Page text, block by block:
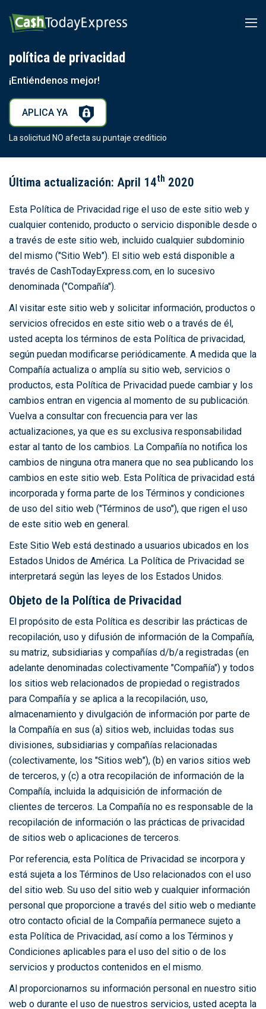
política de privacidad
¡Entiéndenos mejor!
APLICA YA
La solicitud NO afecta su puntaje crediticio
Última actualización: April 14th 2020
Esta Política de Privacidad rige el uso de este sitio web y
cualquier contenido, producto o servicio disponible desde o
a través de este sitio web, incluido cualquier subdominio
del mismo ("Sitio Web"). El sitio web está disponible a
través de CashTodayExpress.com, en lo sucesivo
denominada ("Compañía").
Al visitar este sitio web y solicitar información, productos o
servicios ofrecidos en este sitio web o a través de él,
usted acepta los términos de esta Política de privacidad,
según puedan modificarse periódicamente. A medida que la
Compañía actualiza o amplía su sitio web, servicios o
productos, esta Política de Privacidad puede cambiar y los
cambios entran en vigencia al momento de su publicación.
Vuelva a consultar con frecuencia para ver las
actualizaciones, ya que es su exclusiva responsabilidad
estar al tanto de los cambios. La Compañía no notifica los
cambios de ninguna otra manera que no sea publicando los
cambios en este sitio web. Esta Política de privacidad está
incorporada y forma parte de los Términos y condiciones
de uso del sitio web ("Términos de uso"), que rigen el uso
de este sitio web en general.
Este Sitio Web está destinado a usuarios ubicados en los
Estados Unidos de América. La Política de Privacidad se
interpretará según las leyes de los Estados Unidos.
Objeto de la Política de Privacidad
El propósito de esta Política es describir las prácticas de
recopilación, uso y difusión de información de la Compañía,
su matriz, subsidiarias y compañías d/b/a registradas (en
adelante denominadas colectivamente "Compañía") y todos
los sitios web relacionados de propiedad o registrados
para Compañía y se aplica a la recopilación, uso,
almacenamiento y divulgación de información por parte de
la Compañía en sus (a) sitios web, incluidas todas sus
divisiones, subsidiarias y compañías relacionadas
(colectivamente, los "Sitios web"), (b) en varios sitios web
de terceros, y (c) a otra recopilación de información de la
Compañía, incluida la adquisición de información de
clientes de terceros. La Compañía no es responsable de la
recopilación de información o las prácticas de privacidad
de sitios web o aplicaciones de terceros.
Por referencia, esta Política de Privacidad se incorpora y
está sujeta a los Términos de Uso relacionados con el uso
del sitio web. Su uso del sitio web y cualquier información
personal que proporcione a través del sitio web o mediante
otro contacto oficial de la Compañía permanece sujeto a
esta Política de Privacidad, así como a los Términos y
Condiciones aplicables para el uso del sitio o de los
servicios y productos contenidos en el mismo.
Al proporcionarnos su información personal en nuestro sitio
web o durante el uso de nuestros servicios, usted acepta la